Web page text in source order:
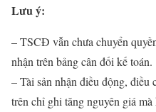
Lưu ý:
– TSCĐ vẫn chưa chuyển
nhận trên bảng cân đối kế toán.
– Tài sản nhận điều động, điều
trên chỉ ghi tăng nguyên giá